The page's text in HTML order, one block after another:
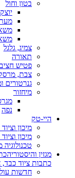
בטון וחול
צמיג, גלגל
תאורה
פטיש
צבת,
גנרטורים
מיחזור
נפה
היי-טק
מיכון
מיכון
מגזין והיסטוריה
כתבות ציוד כבד,
חדשות